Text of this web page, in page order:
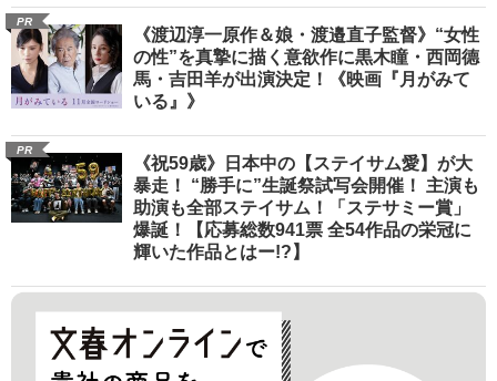
PR
《渡辺淳一原作＆娘・渡邉直子監督》“女性
の性”を真摯に描く意欲作に黒木瞳・西岡德
馬・吉田羊が出演決定！《映画『月がみて
いる』》
PR
《祝59歳》日本中の【ステイサム愛】が大
暴走！ “勝手に”生誕祭試写会開催！ 主演も
助演も全部ステイサム！「ステサミー賞」
爆誕！【応募総数941票 全54作品の栄冠に
輝いた作品とはー!?】